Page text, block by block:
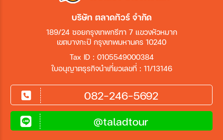
บริษัท ตลาดทัวร์ จำกัด
189/24 ซอยกรุงเทพกรีฑา 7 แขวงหัวหมาก
เขตบางกะปิ กรุงเทพมหานคร 10240
Tax ID : 0105549000384
ใบอนุญาตธุรกิจนำเที่ยวเลขที่ : 11/13146
082-246-5692
@taladtour